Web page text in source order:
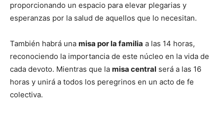
proporcionando un espacio para elevar plegarias y
esperanzas por la salud de aquellos que lo necesitan.
También habrá una misa por la familia a las 14 horas,
reconociendo la importancia de este núcleo en la vida de
cada devoto. Mientras que la misa central será a las 16
horas y unirá a todos los peregrinos en un acto de fe
colectiva.